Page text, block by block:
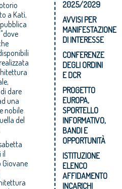
a Katì,
dare
una
nobile
del
il
Giovane
2025/2029
AVVISI PER
MANIFESTAZIONE
DI INTERESSE
CONFERENZE
DEGLI ORDINI
E DCR
PROGETTO
EUROPA,
SPORTELLO
INFORMATIVO,
BANDI E
OPPORTUNITÀ
ISTITUZIONE
ELENCO
AFFIDAMENTO
INCARICHI